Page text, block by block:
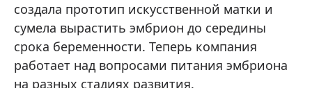
создала прототип искусственной матки и
сумела вырастить эмбрион до середины
срока беременности. Теперь компания
работает над вопросами питания эмбриона
на разных стадиях развития.